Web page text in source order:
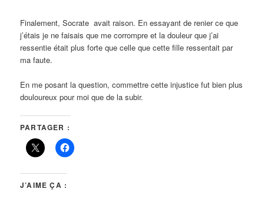
Finalement, Socrate avait raison. En essayant de renier ce que
j’étais je ne faisais que me corrompre et la douleur que j’ai
ressentie était plus forte que celle que cette fille ressentait par
ma faute.
En me posant la question, commettre cette injustice fut bien plus
douloureux pour moi que de la subir.
PARTAGER :
J’AIME ÇA :